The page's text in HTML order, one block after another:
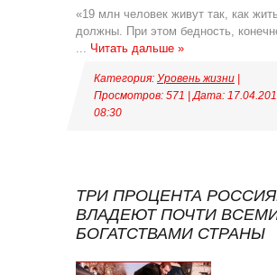
«19 млн человек живут так, как
должны. При этом бедность,
... Читать дальше »
Категория: Уровень жизни
Просмотров: 571 | Дата:
08:30
ТРИ ПРОЦЕНТА
ВЛАДЕЮТ ПОЧТИ
БОГАТСТВАМИ СТРАНЫ